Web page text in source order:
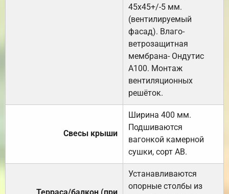
45х45+/-5 мм.
(вентилируемый
фасад). Влаго-
ветрозащитная
мембрана- Ондутис
А100. Монтаж
вентиляционных
решёток.
Свесы крыши
Ширина 400 мм.
Подшиваются
вагонкой камерной
сушки, сорт АВ.
Терраса/балкон (при
Устанавливаются
опорные столбы из